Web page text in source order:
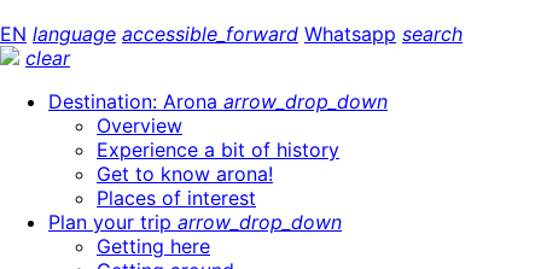
EN language accessible_forward Whatsapp search
clear
Destination: Arona arrow_drop_down
Overview
Experience a bit of history
Get to know arona!
Places of interest
Plan your trip arrow_drop_down
Getting here